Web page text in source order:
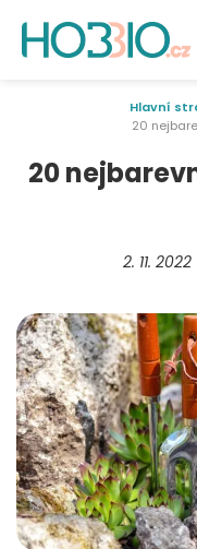
Hlavní
20
20
2. 11. 2022